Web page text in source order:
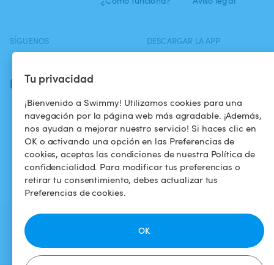
Tu privacidad
¡Bienvenido a Swimmy! Utilizamos cookies para una
navegación por la página web más agradable. ¡Además,
nos ayudan a mejorar nuestro servicio! Si haces clic en
OK o activando una opción en las Preferencias de
cookies, aceptas las condiciones de nuestra Política de
confidencialidad. Para modificar tus preferencias o
retirar tu consentimiento, debes actualizar tus
Preferencias de cookies.
OK
SÍGUENOS
Instagram
DESCARGAR LA APP